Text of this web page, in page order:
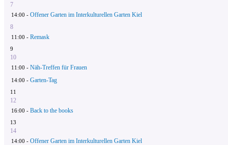
7
14:00 - Offener Garten im Interkulturellen Garten Kiel
8
11:00 - Remask
9
10
11:00 - Näh-Treffen für Frauen
14:00 - Garten-Tag
11
12
16:00 - Back to the books
13
14
14:00 - Offener Garten im Interkulturellen Garten Kiel